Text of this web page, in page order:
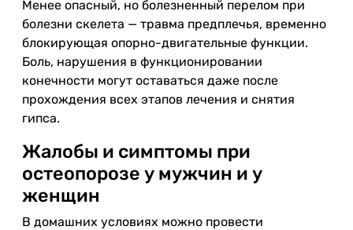
Менее опасный, но болезненный перелом при
болезни скелета — травма предплечья, временно
блокирующая опорно-двигательные функции.
Боль, нарушения в функционировании
конечности могут оставаться даже после
прохождения всех этапов лечения и снятия
гипса.
Жалобы и симптомы при
остеопорозе у мужчин и у
женщин
В домашних условиях можно провести